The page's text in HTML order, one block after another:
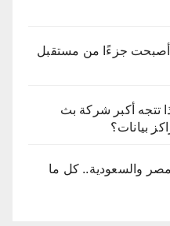
أصبحت جزءًا من مستقبل
تتجه أكبر شركة بث
بيانات؟
والسعودية.. كل ما